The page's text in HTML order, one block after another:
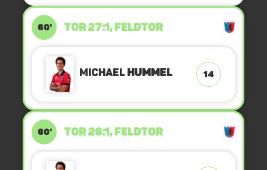
60' TOR 27:1, FELDTOR
MichaelHummel 14
60' TOR 26:1, FELDTOR